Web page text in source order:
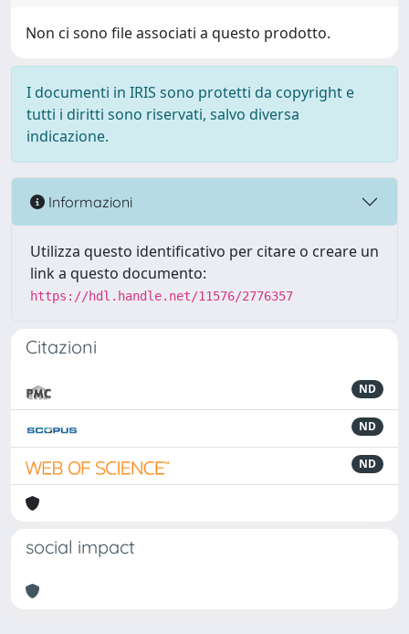
Non ci sono file associati a questo prodotto.
I documenti in IRIS sono protetti da copyright e
tutti i diritti sono riservati, salvo diversa
indicazione.
Informazioni
Utilizza questo identificativo per citare o creare un
link a questo documento:
https://hdl.handle.net/11576/2776357
Citazioni
ND
ND
ND
social impact